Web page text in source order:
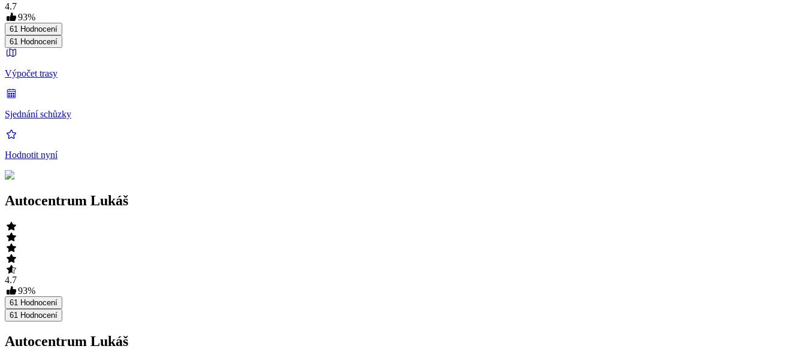
4.7
93%
61 Hodnocení
61 Hodnocení
Výpočet trasy
Sjednání schůzky
Hodnotit nyní
Autocentrum Lukáš
4.7
93%
61 Hodnocení
61 Hodnocení
Autocentrum Lukáš